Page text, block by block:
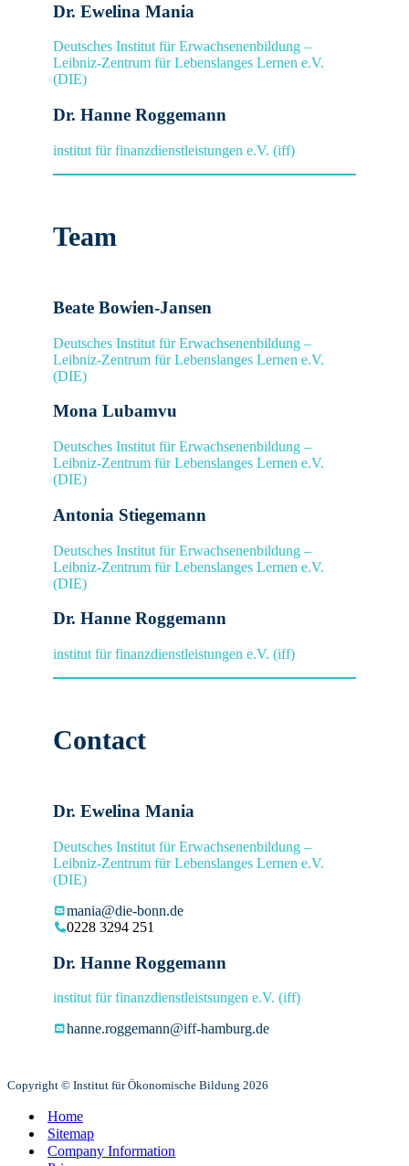
Dr. Ewelina Mania
Deutsches Institut für Erwachsenenbildung –
Leibniz-Zentrum für Lebenslanges Lernen e.V.
(DIE)
Dr. Hanne Roggemann
institut für finanzdienstleistungen e.V. (iff)
Team
Beate Bowien-Jansen
Deutsches Institut für Erwachsenenbildung –
Leibniz-Zentrum für Lebenslanges Lernen e.V.
(DIE)
Mona Lubamvu
Deutsches Institut für Erwachsenenbildung –
Leibniz-Zentrum für Lebenslanges Lernen e.V.
(DIE)
Antonia Stiegemann
Deutsches Institut für Erwachsenenbildung –
Leibniz-Zentrum für Lebenslanges Lernen e.V.
(DIE)
Dr. Hanne Roggemann
institut für finanzdienstleistungen e.V. (iff)
Contact
Dr. Ewelina Mania
Deutsches Institut für Erwachsenenbildung –
Leibniz-Zentrum für Lebenslanges Lernen e.V.
(DIE)
mania@die-bonn.de
0228 3294 251
Dr. Hanne Roggemann
institut für finanzdienstleistsungen e.V. (iff)
hanne.roggemann@iff-hamburg.de
Copyright © Institut für Ökonomische Bildung 2026
Home
Sitemap
Company Information